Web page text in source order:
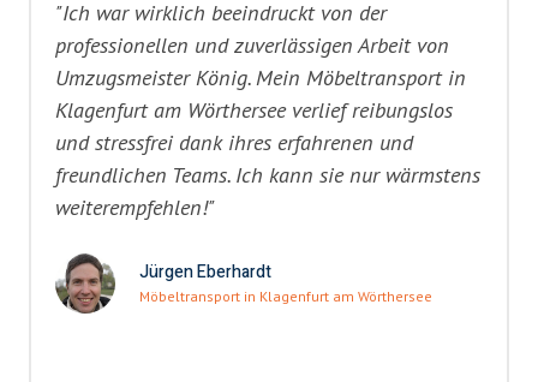
"Ich war wirklich beeindruckt von der
professionellen und zuverlässigen Arbeit von
Umzugsmeister König. Mein Möbeltransport in
Klagenfurt am Wörthersee verlief reibungslos
und stressfrei dank ihres erfahrenen und
freundlichen Teams. Ich kann sie nur wärmstens
weiterempfehlen!"
Jürgen Eberhardt
Möbeltransport in Klagenfurt am Wörthersee